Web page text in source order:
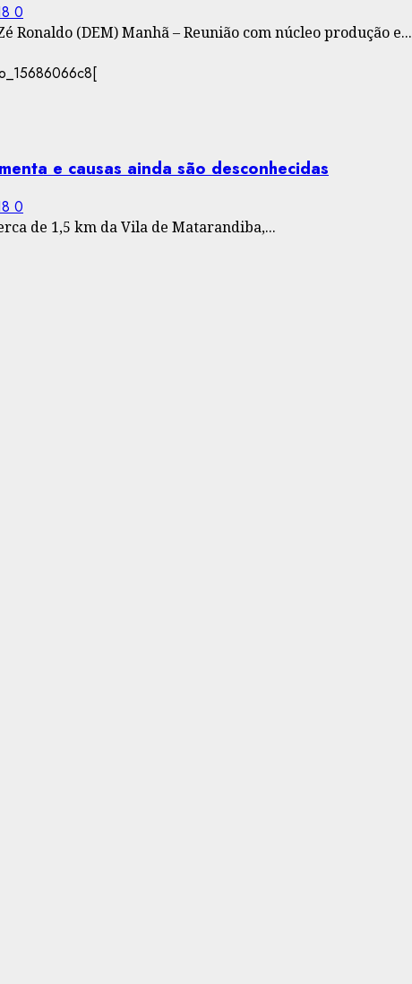
0
Ronaldo (DEM) Manhã – Reunião com núcleo produção e...
e causas ainda são desconhecidas
0
de 1,5 km da Vila de Matarandiba,...